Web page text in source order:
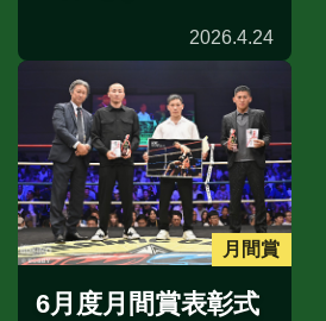
2026.4.24
月間賞
6月度月間賞表彰式